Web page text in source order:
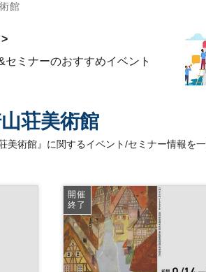
館
セミナーのおすすめイベント
荘美術館
美術館』に関するイベント/セミナー情報を
開催
終了